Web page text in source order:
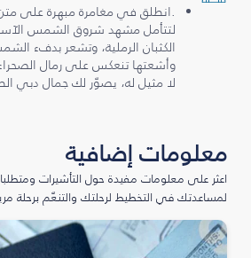
.انطلق في مغامرة مبهرة على متن
لتتأمل مشهد شروق الشمس
الكثبان الرملية، وتشعر بدفء
وأشعتها تنعكس على رمال الصحراء
لا مثيل له، يصوّر لك جمال دبي
معلومات إضافية
اعثر على معلومات مفيدة حول التأشيرات
لمساعدتك في التخطيط لرحلتك والتنعّم برحلة